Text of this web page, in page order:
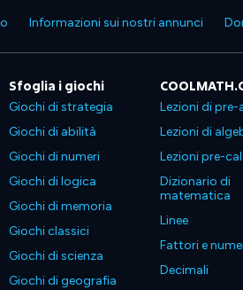
Informazioni sui nostri annunci
Sfoglia i giochi
Giochi di strategia
Giochi di abilità
Giochi di numeri
Giochi di logica
Giochi di memoria
Giochi classici
Giochi di scienza
Giochi di geografia
Lezioni di pre-
Lezioni di
Lezioni pre-
Dizionario di
matematica
Linee
Fattori e
Decimali